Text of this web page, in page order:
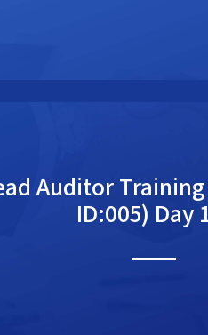
Auditor
ID:005) Day